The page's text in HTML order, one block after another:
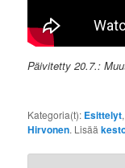
Päivitetty 20.7.:
Kategoria(t): Esittelyt
Hirvonen. Lisää